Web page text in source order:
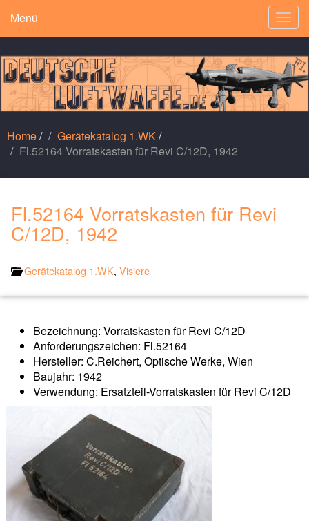
Menü
Home/ Gerätekatalog 1.WK/
Fl.52164 Vorratskasten für Revi C/12D, 1942
Fl.52164 Vorratskasten für Revi
C/12D, 1942
Gerätekatalog 1.WK, Visiere
Bezeichnung: Vorratskasten für Revi C/12D
Anforderungszeichen: Fl.52164
Hersteller: C.Reichert, Optische Werke, Wien
Baujahr: 1942
Verwendung: Ersatzteil-Vorratskasten für Revi C/12D